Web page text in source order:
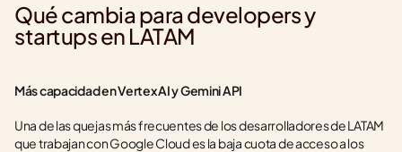
Qué cambia para developers y
startups en LATAM
Más capacidad en Vertex AI y Gemini API
Una de las quejas más frecuentes de los desarrolladores de LATAM
que trabajan con Google Cloud es la baja cuota de acceso a los